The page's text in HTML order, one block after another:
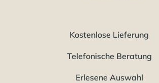
Kostenlose Lieferung
Telefonische Beratung
Erlesene Auswahl